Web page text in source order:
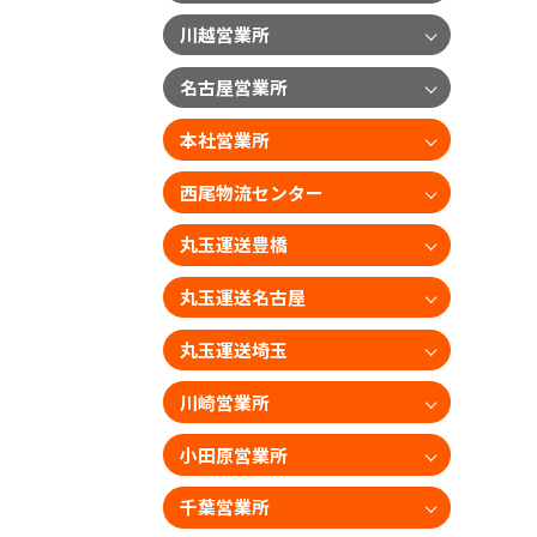
川越営業所
名古屋営業所
本社営業所
西尾物流センター
丸玉運送豊橋
丸玉運送名古屋
丸玉運送埼玉
川崎営業所
小田原営業所
千葉営業所